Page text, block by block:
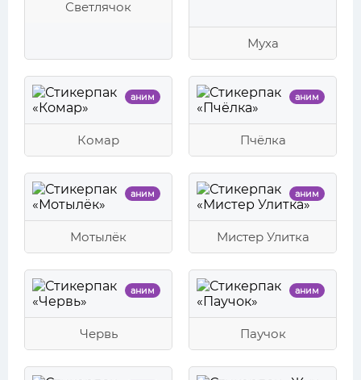
Светлячок
Муха
аним
Комар
аним
Пчёлка
аним
Мотылёк
аним
Мистер Улитка
аним
Червь
аним
Паучок